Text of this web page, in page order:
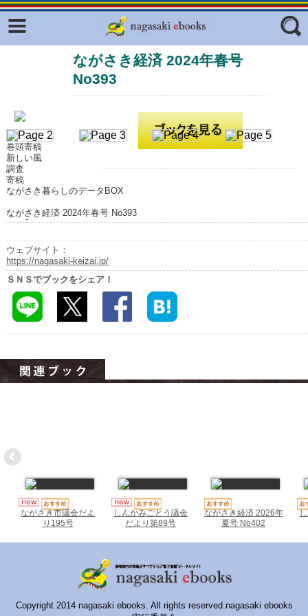
フリーワード
ジャンル
ながさき経済 2024年春号
No393
巻頭寄稿
新しい風
調査
寄稿
ながさき暮らしのデータBOX
ながさき経済 2024年春号 No393
ウェブサイト：
https://nagasaki-keizai.jp/
ＳＮＳでブックをシェア！
ながさき市議会だよ
り195号
しんかみごとう議会
だより第89号
ながさき経済 2026年
夏号 No402
Copyright 2014 nagasaki ebooks. All rights reserved.nagasaki ebooks
Facebook
ふくいろキラリプロジェクト
東京観光デジタルパンフレットギャ
ラリー（TOKYO Brochures）
はじめてご利用される方へ
コンテンツ
広報誌ナビ
明治日本の産業革命遺産
長崎と天草地方の潜伏キリシタン
関連遺産
大学・専門学校ナビ
ハイスクールナビ
いきebooks
みなみしまばらebooks
はさみebooks
さいかいイーブックス